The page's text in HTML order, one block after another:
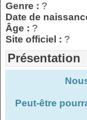
Genre : ?
Date de
Âge : ?
Site officiel : ?
Présentation
Peut-être